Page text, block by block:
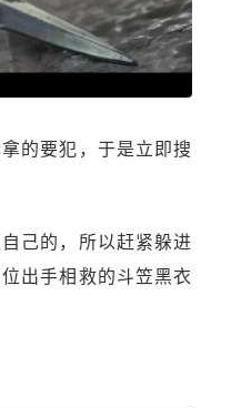
的要犯，于是立即搜
己的，所以赶紧躲进
出手相救的斗笠黑衣